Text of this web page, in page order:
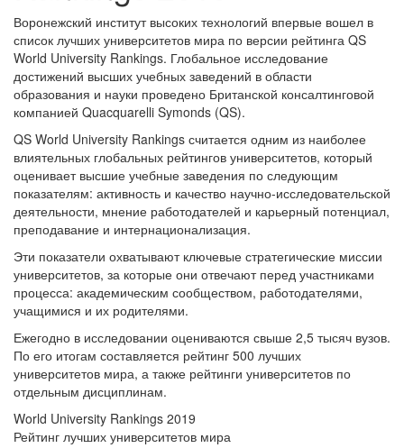
Воронежский институт высоких технологий впервые вошел в
список лучших университетов мира по версии рейтинга QS
World University Rankings. Глобальное исследование
достижений высших учебных заведений в области
образования и науки проведено Британской консалтинговой
компанией Quacquarelli Symonds (QS).
QS World University Rankings считается одним из наиболее
влиятельных глобальных рейтингов университетов, который
оценивает высшие учебные заведения по следующим
показателям: активность и качество научно-исследовательской
деятельности, мнение работодателей и карьерный потенциал,
преподавание и интернационализация.
Эти показатели охватывают ключевые стратегические миссии
университетов, за которые они отвечают перед участниками
процесса: академическим сообществом, работодателями,
учащимися и их родителями.
Ежегодно в исследовании оцениваются свыше 2,5 тысяч вузов.
По его итогам составляется рейтинг 500 лучших
университетов мира, а также рейтинги университетов по
отдельным дисциплинам.
World University Rankings 2019
Рейтинг лучших университетов мира